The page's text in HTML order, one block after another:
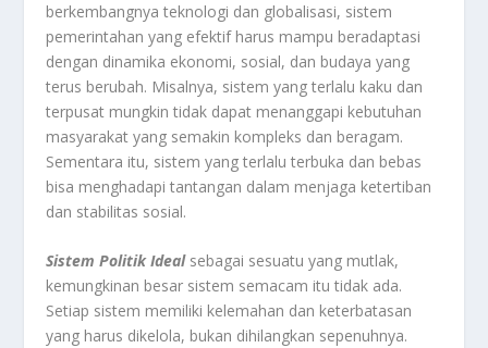
berkembangnya teknologi dan globalisasi, sistem
pemerintahan yang efektif harus mampu beradaptasi
dengan dinamika ekonomi, sosial, dan budaya yang
terus berubah. Misalnya, sistem yang terlalu kaku dan
terpusat mungkin tidak dapat menanggapi kebutuhan
masyarakat yang semakin kompleks dan beragam.
Sementara itu, sistem yang terlalu terbuka dan bebas
bisa menghadapi tantangan dalam menjaga ketertiban
dan stabilitas sosial.
Sistem Politik Idealsebagai sesuatu yang mutlak,
kemungkinan besar sistem semacam itu tidak ada.
Setiap sistem memiliki kelemahan dan keterbatasan
yang harus dikelola, bukan dihilangkan sepenuhnya.